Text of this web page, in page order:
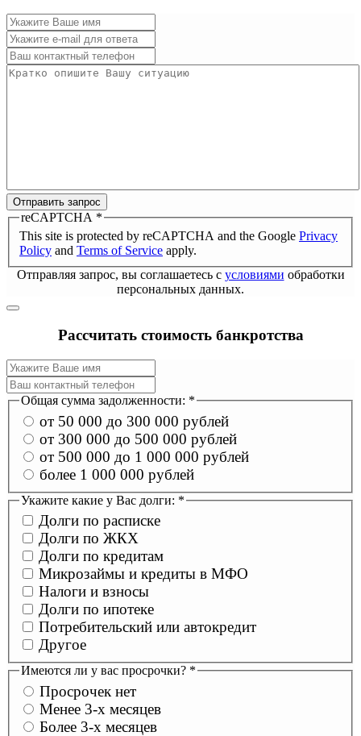
Отправить запрос
reCAPTCHA *
This site is protected by reCAPTCHA and the Google Privacy
Policy and Terms of Service apply.
Отправляя запрос, вы соглашаетесь с условиями обработки
персональных данных.
Рассчитать стоимость банкротства
Общая сумма задолженности: *
от 50 000 до 300 000 рублей
от 300 000 до 500 000 рублей
от 500 000 до 1 000 000 рублей
более 1 000 000 рублей
Укажите какие у Вас долги: *
Долги по расписке
Долги по ЖКХ
Долги по кредитам
Микрозаймы и кредиты в МФО
Налоги и взносы
Долги по ипотеке
Потребительский или автокредит
Другое
Имеются ли у вас просрочки? *
Просрочек нет
Менее 3-х месяцев
Более 3-х месяцев